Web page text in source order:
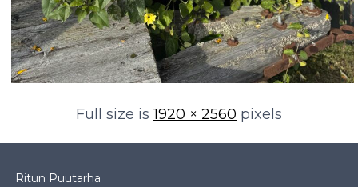
Full size is1920 × 2560 pixels
Ritun Puutarha